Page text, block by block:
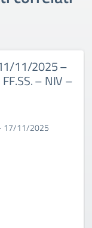
11/2025 –
– NIV –
– 17/11/2025